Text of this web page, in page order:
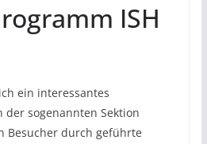
ISH
ein interessantes
der sogenannten Sektion
Besucher durch geführte